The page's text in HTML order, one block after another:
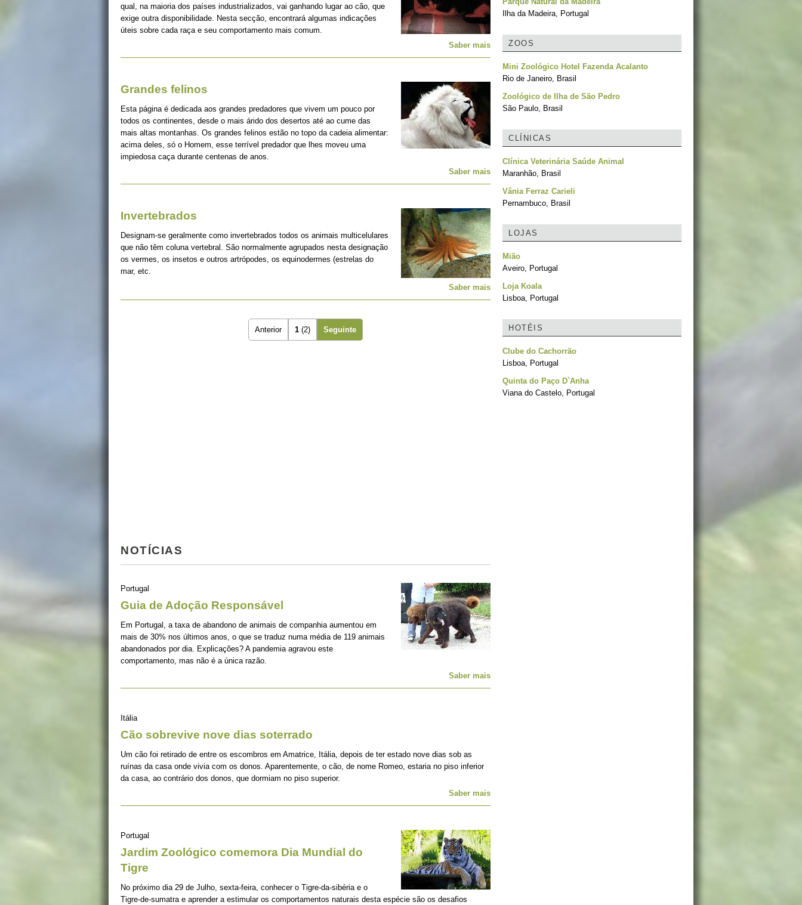
qual, na maioria dos países industrializados, vai ganhando lugar ao cão, que
exige outra disponibilidade. Nesta secção, encontrará algumas indicações
úteis sobre cada raça e seu comportamento mais comum.
Saber mais
Grandes felinos
Esta página é dedicada aos grandes predadores que vivem um pouco por
todos os continentes, desde o mais árido dos desertos até ao cume das
mais altas montanhas. Os grandes felinos estão no topo da cadeia alimentar:
acima deles, só o Homem, esse terrível predador que lhes moveu uma
impiedosa caça durante centenas de anos.
Saber mais
Invertebrados
Designam-se geralmente como invertebrados todos os animais multicelulares
que não têm coluna vertebral. São normalmente agrupados nesta designação
os vermes, os insetos e outros artrópodes, os equinodermes (estrelas do
mar, etc.
Saber mais
Anterior 1 (2) Seguinte
NOTÍCIAS
Portugal
Guia de Adoção Responsável
Em Portugal, a taxa de abandono de animais de companhia aumentou em
mais de 30% nos últimos anos, o que se traduz numa média de 119 animais
abandonados por dia. Explicações? A pandemia agravou este
comportamento, mas não é a única razão.
Saber mais
Itália
Cão sobrevive nove dias soterrado
Um cão foi retirado de entre os escombros em Amatrice, Itália, depois de ter estado nove dias sob as
ruínas da casa onde vivia com os donos. Aparentemente, o cão, de nome Romeo, estaria no piso inferior
da casa, ao contrário dos donos, que dormiam no piso superior.
Saber mais
Portugal
Jardim Zoológico comemora Dia Mundial do
Tigre
No próximo dia 29 de Julho, sexta-feira, conhecer o Tigre-da-sibéria e o
Tigre-de-sumatra e aprender a estimular os comportamentos naturais desta espécie são os desafios
Ilha da Madeira, Portugal
ZOOS
Mini Zoológico Hotel Fazenda Acalanto
Rio de Janeiro, Brasil
Zoológico de Ilha de São Pedro
São Paulo, Brasil
CLÍNICAS
Clínica Veterinária Saúde Animal
Maranhão, Brasil
Vânia Ferraz Carieli
Pernambuco, Brasil
LOJAS
Mião
Aveiro, Portugal
Loja Koala
Lisboa, Portugal
HOTÉIS
Clube do Cachorrão
Lisboa, Portugal
Quinta do Paço D`Anha
Viana do Castelo, Portugal